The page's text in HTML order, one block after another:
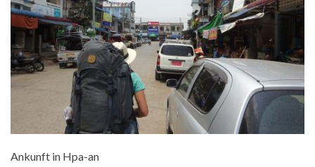
Ankunft in Hpa-an